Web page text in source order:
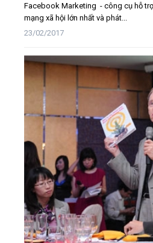
Facebook Marketing - công cụ hỗ
mạng xã hội lớn nhất và phát...
23/02/2017